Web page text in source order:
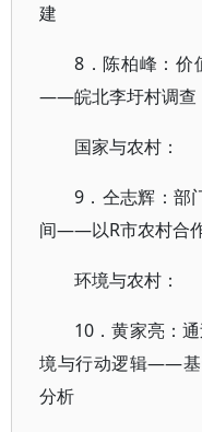
建
8．陈柏峰：价
——皖北李圩村调查
国家与农村：
9．仝志辉：部
间——以R市农村合
环境与农村：
10．黄家亮：
境与行动逻辑——基
分析